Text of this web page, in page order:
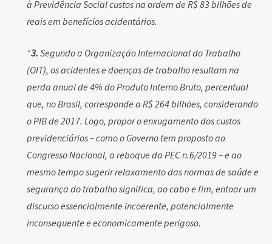
à Previdência Social custos na ordem de R$ 83 bilhões de
reais em benefícios acidentários.
“3. Segundo a Organização Internacional do Trabalho
(OIT), os acidentes e doenças de trabalho resultam na
perda anual de 4% do Produto Interno Bruto, percentual
que, no Brasil, corresponde a R$ 264 bilhões, considerando
o PIB de 2017. Logo, propor o enxugamento dos custos
previdenciários – como o Governo tem proposto ao
Congresso Nacional, a reboque da PEC n.6/2019 – e ao
mesmo tempo sugerir relaxamento das normas de saúde e
segurança do trabalho significa, ao cabo e fim, entoar um
discurso essencialmente incoerente, potencialmente
inconsequente e economicamente perigoso.